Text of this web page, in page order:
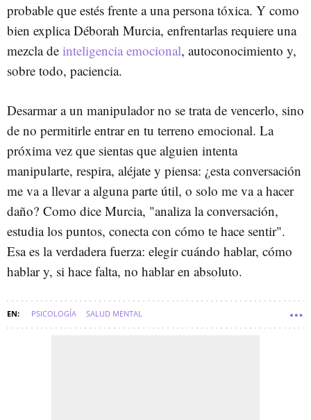
probable que estés frente a una persona tóxica. Y como
bien explica Déborah Murcia, enfrentarlas requiere una
mezcla de inteligencia emocional, autoconocimiento y,
sobre todo, paciencia.
Desarmar a un manipulador no se trata de vencerlo, sino
de no permitirle entrar en tu terreno emocional. La
próxima vez que sientas que alguien intenta
manipularte, respira, aléjate y piensa: ¿esta conversación
me va a llevar a alguna parte útil, o solo me va a hacer
daño? Como dice Murcia, "analiza la conversación,
estudia los puntos, conecta con cómo te hace sentir".
Esa es la verdadera fuerza: elegir cuándo hablar, cómo
hablar y, si hace falta, no hablar en absoluto.
PSICOLOGÍA SALUD MENTAL